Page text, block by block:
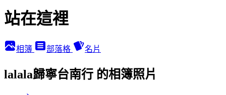
站在這裡
相簿 部落格 名片
lalala歸寧台南行 的相簿照片